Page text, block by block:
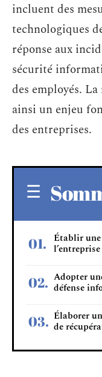
incluent des
technologiques
réponse aux
sécurité
des employés.
ainsi un enjeu
des entreprises.
Établir
l’entreprise
Adopter
défense
Élaborer
de